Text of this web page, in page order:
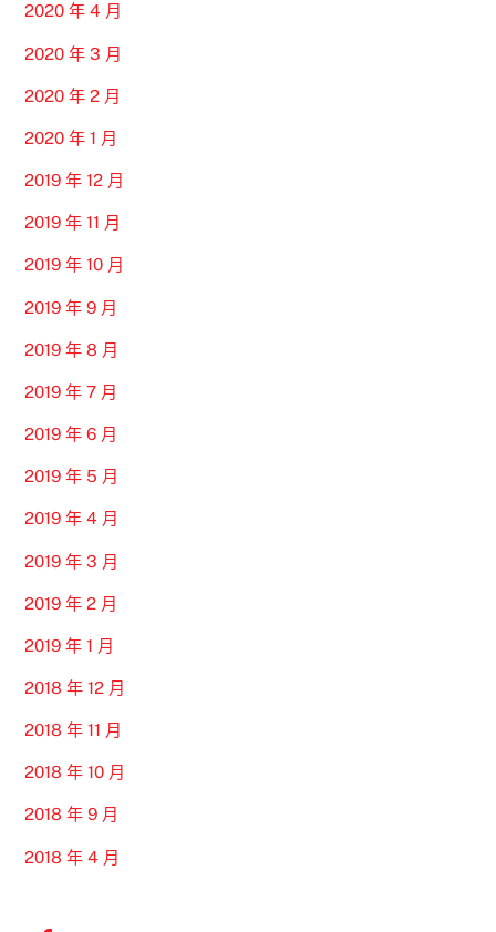
2020 年 4 月
2020 年 3 月
2020 年 2 月
2020 年 1 月
2019 年 12 月
2019 年 11 月
2019 年 10 月
2019 年 9 月
2019 年 8 月
2019 年 7 月
2019 年 6 月
2019 年 5 月
2019 年 4 月
2019 年 3 月
2019 年 2 月
2019 年 1 月
2018 年 12 月
2018 年 11 月
2018 年 10 月
2018 年 9 月
2018 年 4 月